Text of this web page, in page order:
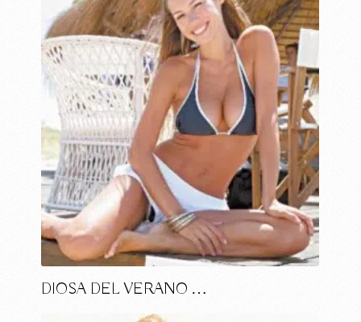
DIOSA DEL VERANO …